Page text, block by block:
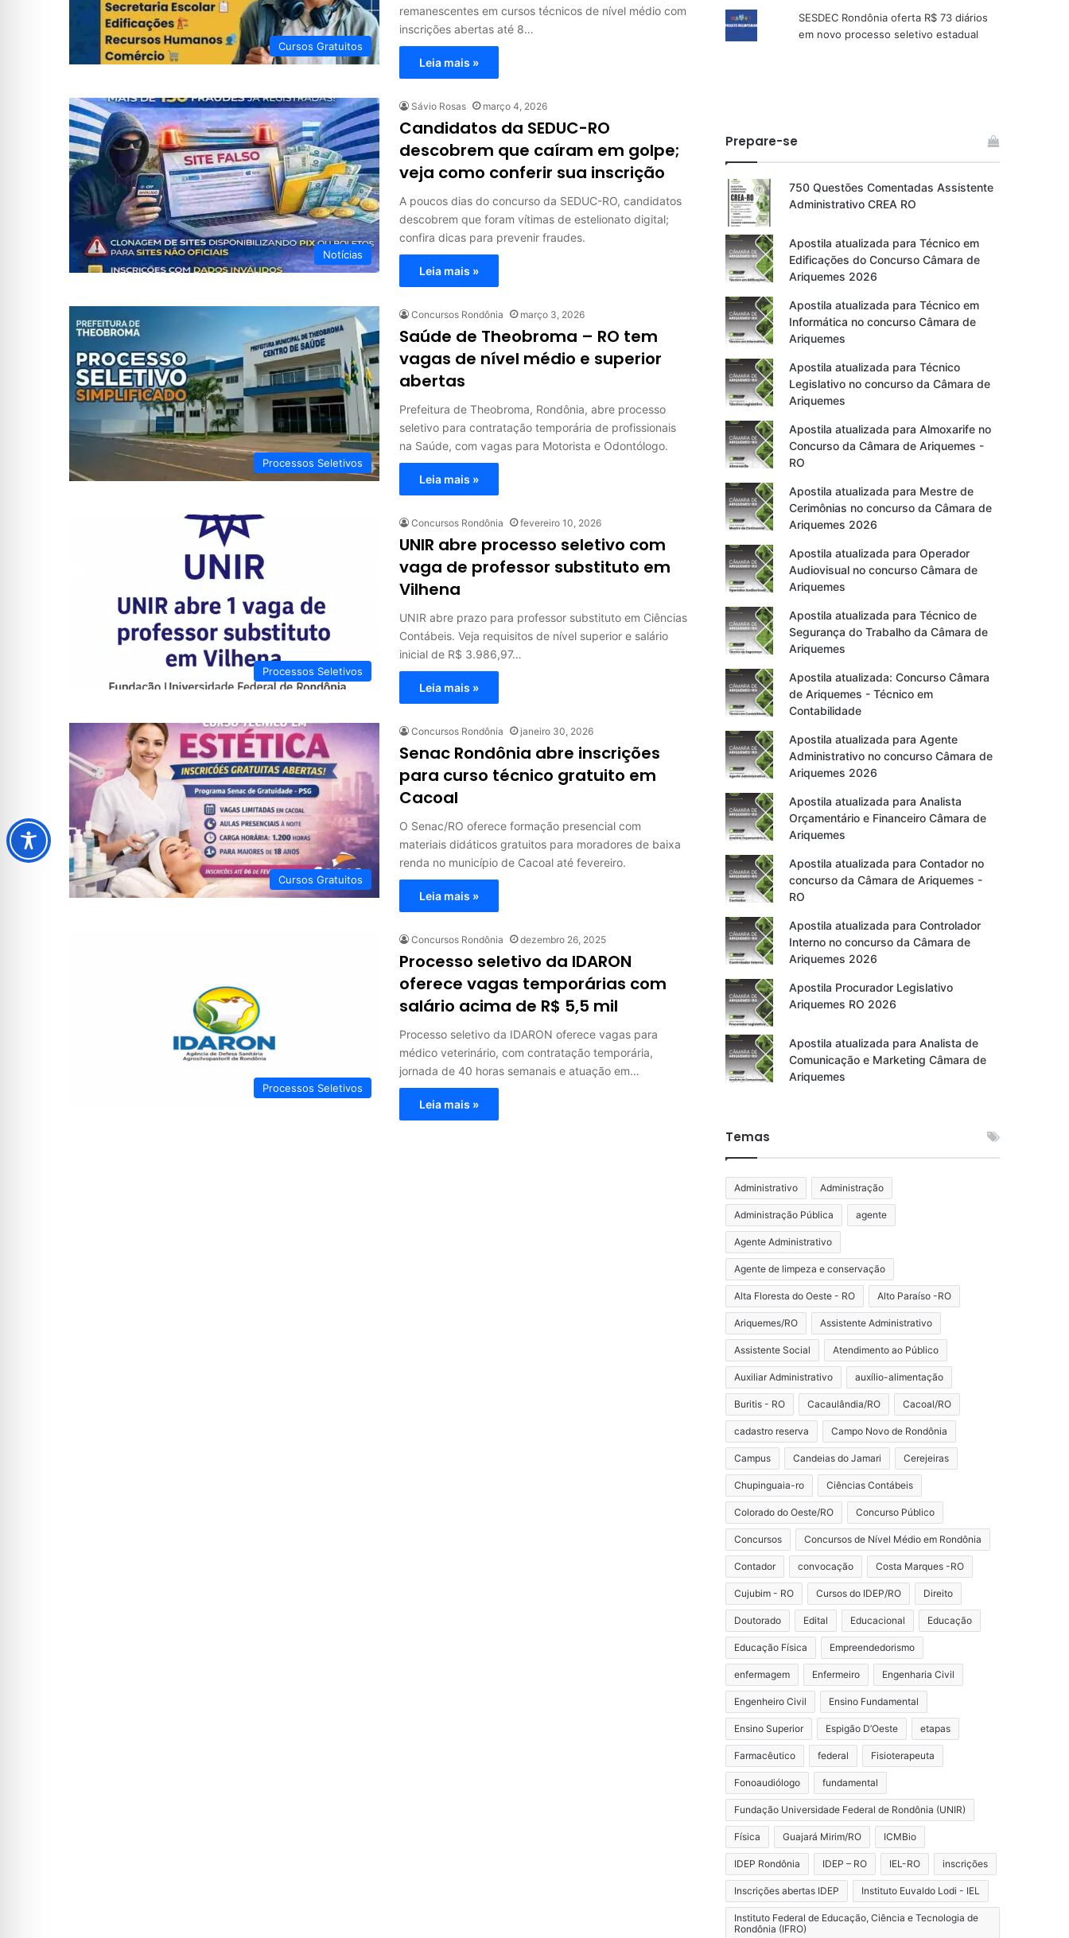
Cursos Gratuitos
remanescentes em cursos técnicos de nível médio com
inscrições abertas até 8…
Leia mais »
Notícias
Sávio Rosas março 4, 2026
Candidatos da SEDUC-RO
descobrem que caíram em golpe;
veja como conferir sua inscrição
A poucos dias do concurso da SEDUC-RO, candidatos
descobrem que foram vítimas de estelionato digital;
confira dicas para prevenir fraudes.
Leia mais »
Processos Seletivos
Concursos Rondônia março 3, 2026
Saúde de Theobroma – RO tem
vagas de nível médio e superior
abertas
Prefeitura de Theobroma, Rondônia, abre processo
seletivo para contratação temporária de profissionais
na Saúde, com vagas para Motorista e Odontólogo.
Leia mais »
Processos Seletivos
Concursos Rondônia fevereiro 10, 2026
UNIR abre processo seletivo com
vaga de professor substituto em
Vilhena
UNIR abre prazo para professor substituto em Ciências
Contábeis. Veja requisitos de nível superior e salário
inicial de R$ 3.986,97…
Leia mais »
Cursos Gratuitos
Concursos Rondônia janeiro 30, 2026
Senac Rondônia abre inscrições
para curso técnico gratuito em
Cacoal
O Senac/RO oferece formação presencial com
materiais didáticos gratuitos para moradores de baixa
renda no município de Cacoal até fevereiro.
Leia mais »
Processos Seletivos
Concursos Rondônia dezembro 26, 2025
Processo seletivo da IDARON
oferece vagas temporárias com
salário acima de R$ 5,5 mil
Processo seletivo da IDARON oferece vagas para
médico veterinário, com contratação temporária,
jornada de 40 horas semanais e atuação em…
Leia mais »
SESDEC Rondônia oferta R$ 73 diários
em novo processo seletivo estadual
Prepare-se
750 Questões Comentadas Assistente
Administrativo CREA RO
Apostila atualizada para Técnico em
Edificações do Concurso Câmara de
Ariquemes 2026
Apostila atualizada para Técnico em
Informática no concurso Câmara de
Ariquemes
Apostila atualizada para Técnico
Legislativo no concurso da Câmara de
Ariquemes
Apostila atualizada para Almoxarife no
Concurso da Câmara de Ariquemes -
RO
Apostila atualizada para Mestre de
Cerimônias no concurso da Câmara de
Ariquemes 2026
Apostila atualizada para Operador
Audiovisual no concurso Câmara de
Ariquemes
Apostila atualizada para Técnico de
Segurança do Trabalho da Câmara de
Ariquemes
Apostila atualizada: Concurso Câmara
de Ariquemes - Técnico em
Contabilidade
Apostila atualizada para Agente
Administrativo no concurso Câmara de
Ariquemes 2026
Apostila atualizada para Analista
Orçamentário e Financeiro Câmara de
Ariquemes
Apostila atualizada para Contador no
concurso da Câmara de Ariquemes -
RO
Apostila atualizada para Controlador
Interno no concurso da Câmara de
Ariquemes 2026
Apostila Procurador Legislativo
Ariquemes RO 2026
Apostila atualizada para Analista de
Comunicação e Marketing Câmara de
Ariquemes
Temas
Administrativo Administração
Administração Pública agente
Agente Administrativo
Agente de limpeza e conservação
Alta Floresta do Oeste - RO Alto Paraíso -RO
Ariquemes/RO Assistente Administrativo
Assistente Social Atendimento ao Público
Auxiliar Administrativo auxílio-alimentação
Buritis - RO Cacaulândia/RO Cacoal/RO
cadastro reserva Campo Novo de Rondônia
Campus Candeias do Jamari Cerejeiras
Chupinguaia-ro Ciências Contábeis
Colorado do Oeste/RO Concurso Público
Concursos Concursos de Nível Médio em Rondônia
Contador convocação Costa Marques -RO
Cujubim - RO Cursos do IDEP/RO Direito
Doutorado Edital Educacional Educação
Educação Física Empreendedorismo
enfermagem Enfermeiro Engenharia Civil
Engenheiro Civil Ensino Fundamental
Ensino Superior Espigão D’Oeste etapas
Farmacêutico federal Fisioterapeuta
Fonoaudiólogo fundamental
Fundação Universidade Federal de Rondônia (UNIR)
Física Guajará Mirim/RO ICMBio
IDEP Rondônia IDEP – RO IEL-RO inscrições
Inscrições abertas IDEP Instituto Euvaldo Lodi - IEL
Instituto Federal de Educação, Ciência e Tecnologia de
Rondônia (IFRO)